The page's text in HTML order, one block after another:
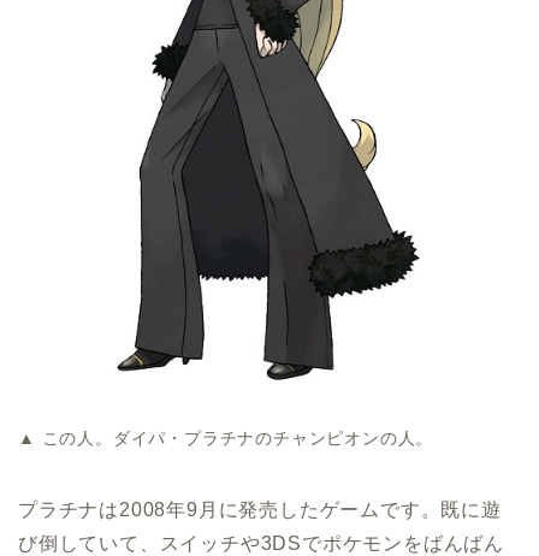
▲ この人。ダイパ・プラチナのチャンピオンの人。
プラチナは2008年9月に発売したゲームです。既に遊
び倒していて、スイッチや3DSでポケモンをばんばん